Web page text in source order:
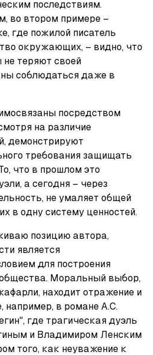
последствиям.
во втором примере –
где пожилой писатель
окружающих, – видно, что
теряют своей
соблюдаться даже в
посредством
на различие
демонстрируют
требования защищать
что в прошлом это
а сегодня – через
не умаляет общей
в одну систему ценностей.
позицию автора,
является
для построения
Моральный выбор,
находит отражение и
например, в романе А.С.
где трагическая дуэль
и Владимиром Ленским
того, как неуважение к